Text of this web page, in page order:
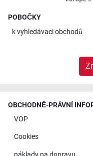
POBOČKY
kvyhledávaci obchodů
OBCHODNĚ-PRÁVNÍ
VOP
Cookies